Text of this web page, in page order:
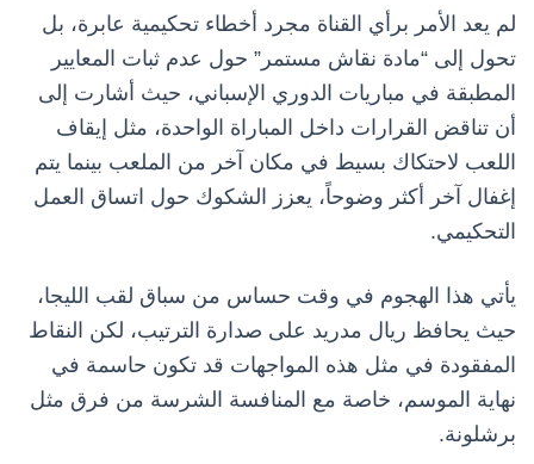
لم يعد الأمر برأي القناة مجرد أخطاء تحكيمية عابرة، بل
تحول إلى “مادة نقاش مستمر” حول عدم ثبات المعايير
المطبقة في مباريات الدوري الإسباني، حيث أشارت إلى
أن تناقض القرارات داخل المباراة الواحدة، مثل إيقاف
اللعب لاحتكاك بسيط في مكان آخر من الملعب بينما يتم
إغفال آخر أكثر وضوحاً، يعزز الشكوك حول اتساق العمل
التحكيمي.
يأتي هذا الهجوم في وقت حساس من سباق لقب الليجا،
حيث يحافظ ريال مدريد على صدارة الترتيب، لكن النقاط
المفقودة في مثل هذه المواجهات قد تكون حاسمة في
نهاية الموسم، خاصة مع المنافسة الشرسة من فرق مثل
برشلونة.